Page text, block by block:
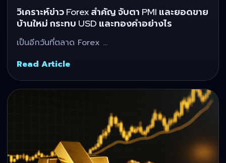
วิเคราะห์ข่าว Forex สำคัญ จับตา PMI และยอดขาย
บ้านใหม่ กระทบ USD และทองคำอย่างไร
เป็นอีกวันที่ตลาด Forex …
Read Article